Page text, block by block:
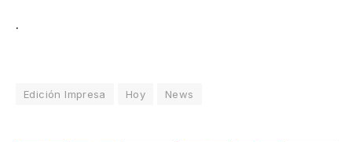
.
Edición Impresa Hoy News